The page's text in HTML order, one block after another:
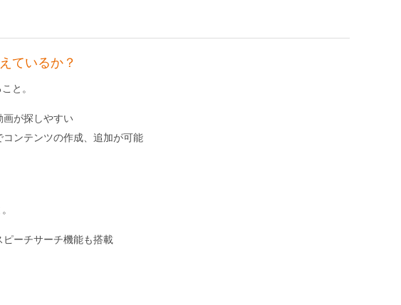
ているか？
と。
画が探しやすい
ンテンツの作成、追加が可能
ーチサーチ機能も搭載